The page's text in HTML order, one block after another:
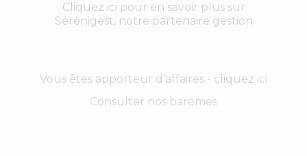
Cliquez ici pour en savoir plus sur
Sérénigest, notre partenaire gestion
Vous êtes apporteur d’affaires - cliquez ici
Consulter nos barèmes